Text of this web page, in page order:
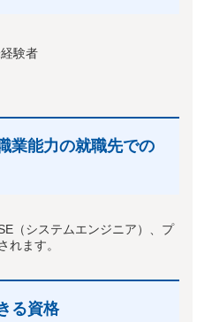
験者
業能力の就職先での
（システムエンジニア）、プ
れます。
る資格